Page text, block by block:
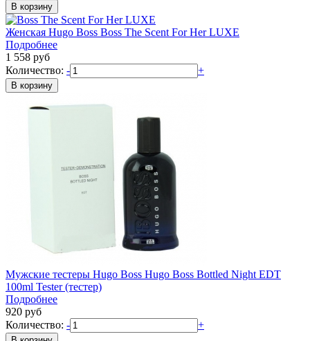
Женская Hugo Boss Boss The Scent For Her LUXE
Подробнее
1 558 руб
Количество: - +
Мужские тестеры Hugo Boss Hugo Boss Bottled Night EDT
100ml Tester (тестер)
Подробнее
920 руб
Количество: - +